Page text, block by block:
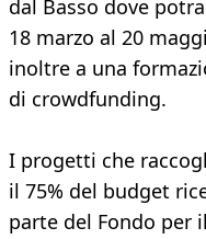
dal Basso dove
18 marzo al 20
inoltre a una
di crowdfunding.
I progetti che
il 75% del budget
parte del Fondo per